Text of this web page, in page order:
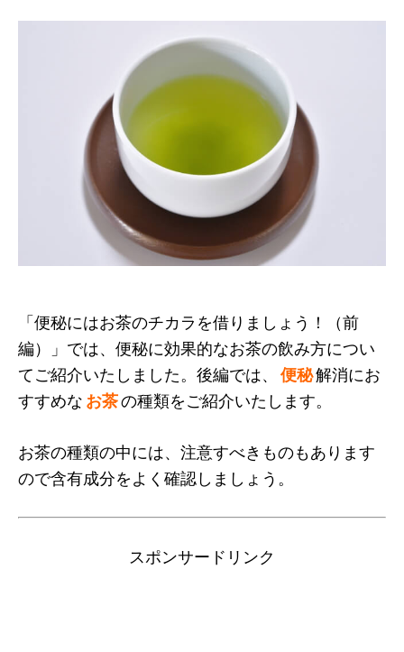
「便秘にはお茶のチカラを借りましょう！（前
編）」では、便秘に効果的なお茶の飲み方につい
てご紹介いたしました。後編では、 便秘解消にお
すすめな お茶の種類をご紹介いたします。
お茶の種類の中には、注意すべきものもあります
ので含有成分をよく確認しましょう。
スポンサードリンク